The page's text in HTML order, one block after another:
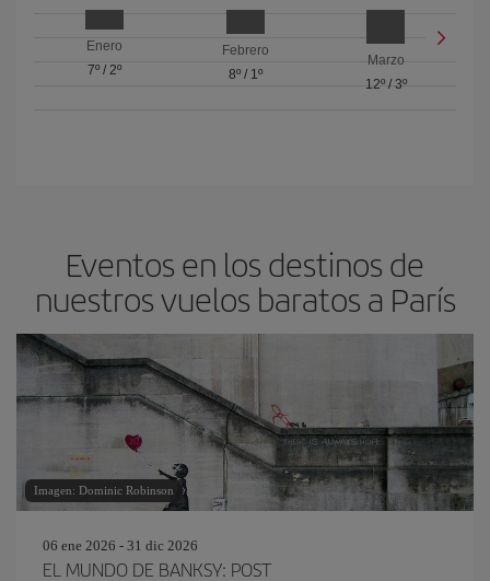
Enero
7º/ 2º
Febrero
8º/ 1º
Marzo
12º/ 3º
Eventos en los destinos de
nuestros vuelos baratos a París
Imagen: Dominic Robinson
06 ene 2026 - 31 dic 2026
EL MUNDO DE BANKSY: POST